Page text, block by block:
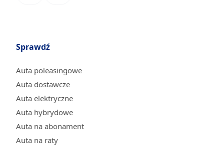
Sprawdź
Auta poleasingowe
Auta dostawcze
Auta elektryczne
Auta hybrydowe
Auta na abonament
Auta na raty